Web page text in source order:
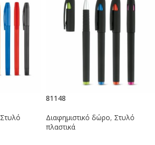
Στυλό
81148
Διαφημιστικό δώρο, Στυλό
πλαστικά